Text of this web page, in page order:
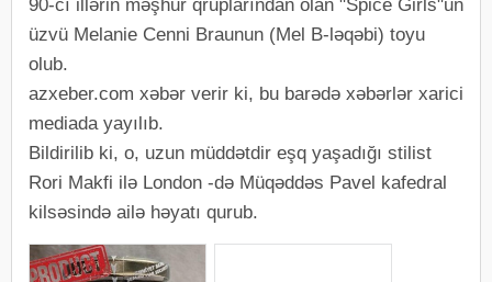
90-cı illərin məşhur qruplarından olan "Spice Girls"un
üzvü Melanie Cenni Braunun (Mel B-ləqəbi) toyu
olub.
azxeber.com xəbər verir ki, bu barədə xəbərlər xarici
mediada yayılıb.
Bildirilib ki, o, uzun müddətdir eşq yaşadığı stilist
Rori Makfi ilə London -də Müqəddəs Pavel kafedral
kilsəsində ailə həyatı qurub.